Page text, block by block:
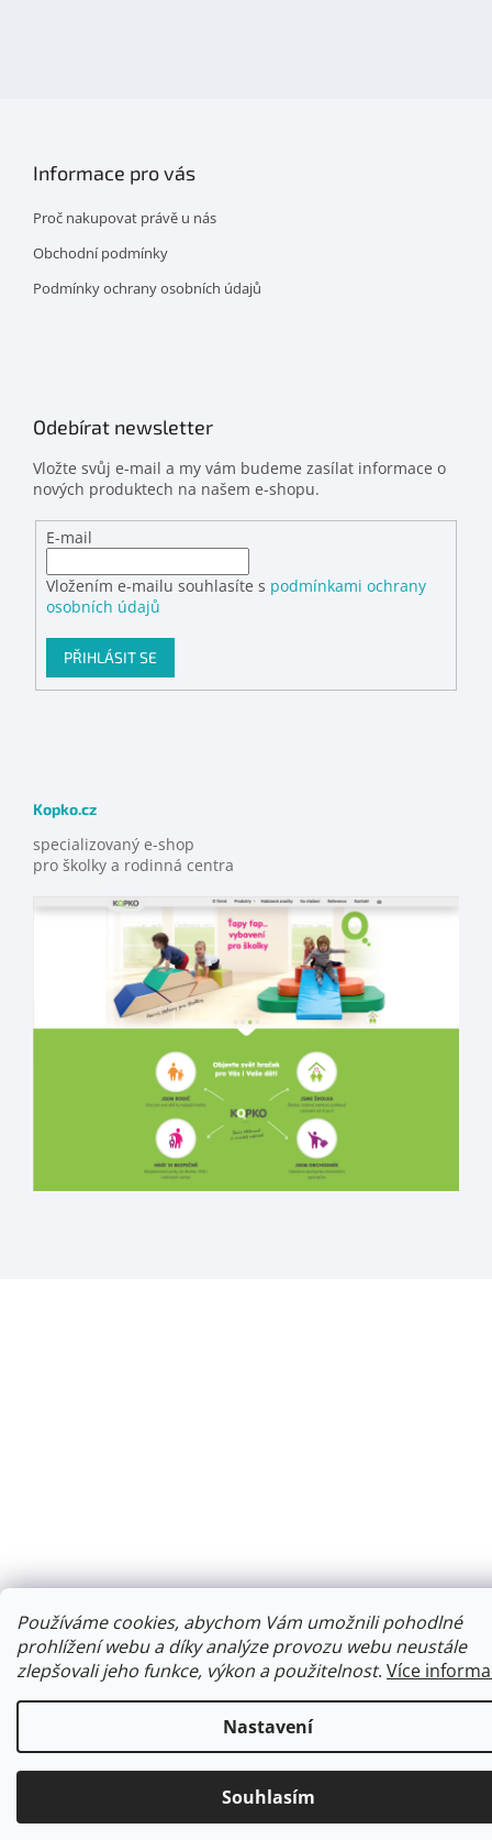
Používáme cookies, abychom Vám umožnili pohodlné
prohlížení webu a díky analýze provozu webu neustále
zlepšovali jeho funkce, výkon a použitelnost. Více
Nastavení
Souhlasím
Informace pro vás
Proč nakupovat právě u nás
Obchodní podmínky
Podmínky ochrany osobních údajů
Odebírat newsletter
Vložte svůj e-mail a my vám budeme zasílat informace o
nových produktech na našem e-shopu.
E-mail
Vložením e-mailu souhlasíte s podmínkami ochrany
osobních údajů
PŘIHLÁSIT SE
Kopko.cz
specializovaný e-shop
pro školky a rodinná centra